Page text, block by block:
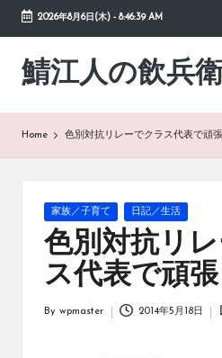
Skip
content
2026年8月6日(木)- 8:46:39 AM
鯖江人の飲兵
日々
の
Home 色別対抗リレーでクラス代表で頑張
Posted
家族／子育て 日記／生活
色別対抗リ
ス代表で頑張
By wpmaster 2014年5月18日